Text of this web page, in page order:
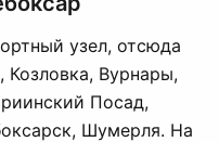
узел, отсюда
Козловка, Вурнары,
Посад,
Шумерля. На